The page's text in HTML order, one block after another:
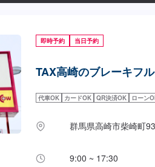
即時予約 当日予約
TAX高崎のブレーキフ
代車OK カードOK QR決済OK ローン
群馬県高崎市柴崎町
9:00 ~ 17:30